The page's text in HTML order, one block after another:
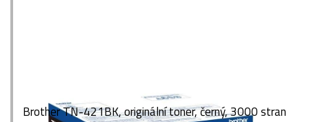
Brother TN-421BK, originální toner, černý, 3000 stran